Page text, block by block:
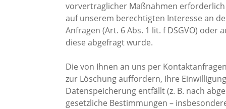
vorvertraglicher Maßnahmen
auf unserem berechtigten Interesse an
Anfragen (Art. 6 Abs. 1 lit. f DSGVO) oder
diese abgefragt wurde.
Die von Ihnen an uns per
zur Löschung auffordern, Ihre
Datenspeicherung entfällt (z. B. nach
gesetzliche Bestimmungen –